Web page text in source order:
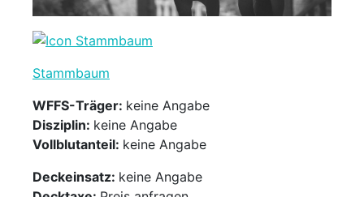
Stammbaum
WFFS-Träger: keine Angabe
Disziplin: keine Angabe
Vollblutanteil: keine Angabe
Deckeinsatz: keine Angabe